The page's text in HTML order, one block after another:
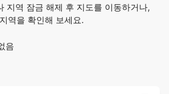
지역 잠금 해제 후 지도를 이동하거나,
역을 확인해 보세요.
음